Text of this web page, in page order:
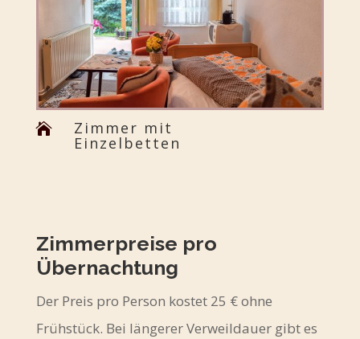
 Zimmer mit
Einzelbetten
Zimmerpreise pro
Übernachtung
Der Preis pro Person kostet 25 € ohne
Frühstück. Bei längerer Verweildauer gibt es